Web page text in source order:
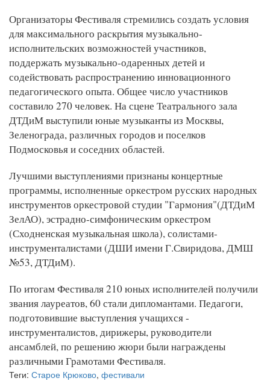
Организаторы Фестиваля стремились создать условия
для максимального раскрытия музыкально-
исполнительских возможностей участников,
поддержать музыкально-одаренных детей и
содействовать распространению инновационного
педагогического опыта. Общее число участников
составило 270 человек. На сцене Театрального зала
ДТДиМ выступили юные музыканты из Москвы,
Зеленограда, различных городов и поселков
Подмосковья и соседних областей.
Лучшими выступлениями признаны концертные
программы, исполненные оркестром русских народных
инструментов оркестровой студии "Гармония"(ДТДиМ
ЗелАО), эстрадно-симфоническим оркестром
(Сходненская музыкальная школа), солистами-
инструменталистами (ДШИ имени Г.Свиридова, ДМШ
№53, ДТДиМ).
По итогам Фестиваля 210 юных исполнителей получили
звания лауреатов, 60 стали дипломантами. Педагоги,
подготовившие выступления учащихся -
инструменталистов, дирижеры, руководители
ансамблей, по решению жюри были награждены
различными Грамотами Фестиваля.
Теги: Старое Крюково, фестивали